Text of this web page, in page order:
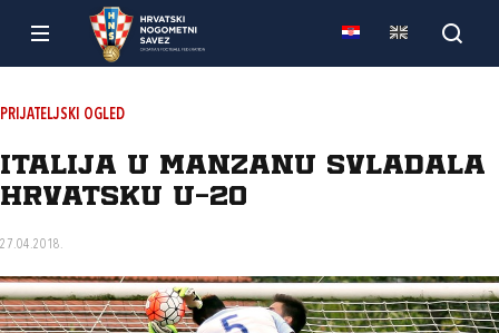
PRIJATELJSKI OGLED
Italija u Manzanu svladala
Hrvatsku U-20
27.04.2018.